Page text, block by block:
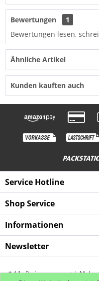
Bewertungen
1
Bewertungen lesen,
Ähnliche Artikel
Kunden kauften auch
Service Hotline
Shop Service
Informationen
Newsletter
* Alle Preise inkl. gesetzl.